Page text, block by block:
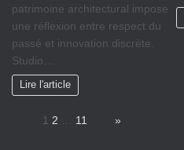
patrimoine architectural impose
une réflexion entre respect du
passé et innovation discrète.
Studio…
Lire l'article
1 2 11 »